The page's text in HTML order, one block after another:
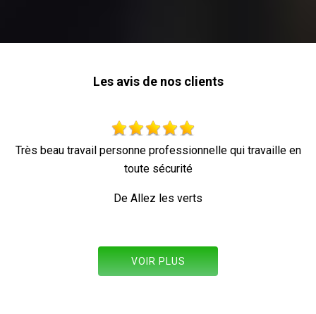
Les avis de nos clients
qui travaille en
Parfait !
VOIR PLUS